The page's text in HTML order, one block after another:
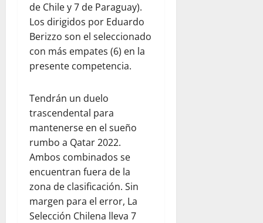
de Chile y 7 de Paraguay).
Los dirigidos por Eduardo
Berizzo son el seleccionado
con más empates (6) en la
presente competencia.
Tendrán un duelo
trascendental para
mantenerse en el sueño
rumbo a Qatar 2022.
Ambos combinados se
encuentran fuera de la
zona de clasificación. Sin
margen para el error, La
Selección Chilena lleva 7